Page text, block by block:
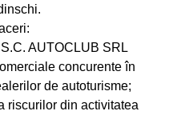
AUTOCLUB SRL
concurente în
de autoturisme;
riscurilor din activitatea